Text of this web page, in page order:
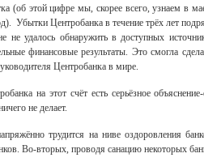
(об этой цифре мы, скорее всего, узнаем в
Убытки Центробанка в течение трёх лет
не удалось обнаружить в доступных
финансовые результаты. Это смогла
Центробанка в мире.
на этот счёт есть серьёзное
не делает.
трудится на ниве оздоровления
Во-вторых, проводя санацию некоторых